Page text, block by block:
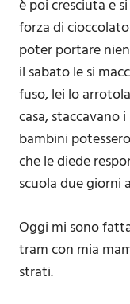
è poi cresciuta e
forza di
poter portare
il sabato le si
fuso, lei lo
casa, staccavano
bambini
che le diede
scuola due giorni
Oggi mi sono
tram con mia
strati.